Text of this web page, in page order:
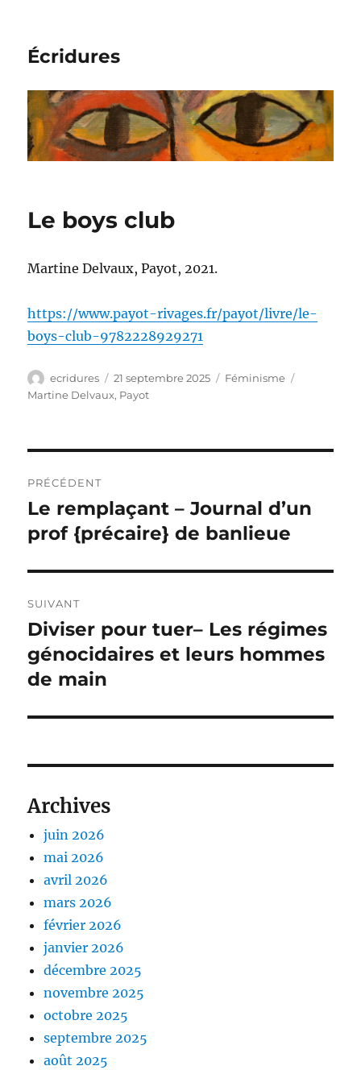
Écridures
Le boys club
Martine Delvaux, Payot, 2021.
https://www.payot-rivages.fr/payot/livre/le-
boys-club-9782228929271
Auteur
ecridures
Publié
le
21 septembre 2025 Catégories
Féminisme
Martine Delvaux, Payot
de
l’article
PRÉCÉDENT
Publication
précédente :
Le remplaçant – Journal d’un
prof {précaire} de banlieue
SUIVANT
Publication
suivante :
Diviser pour tuer– Les régimes
génocidaires et leurs hommes
de main
Archives
juin 2026
mai 2026
avril 2026
mars 2026
février 2026
janvier 2026
décembre 2025
novembre 2025
octobre 2025
septembre 2025
août 2025